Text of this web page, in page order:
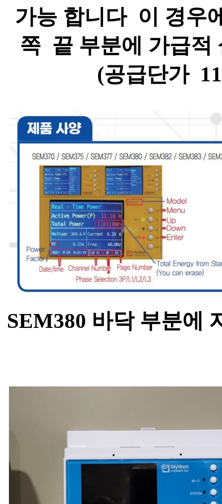
가능 합니다 이 경우
쪽 끝 부분에 가급적
(공급단가
SEM380 바닥 부분에